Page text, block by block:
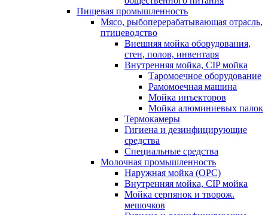
Пищевая промышленность
Мясо, рыбоперерабатывающая отрасль,
птицеводство
Внешняя мойка оборудования,
стен, полов, инвентаря
Внутренняя мойка, CIP мойка
Таромоечное оборудование
Рамомоечная машина
Мойка инъекторов
Мойка алюминиевых палок
Термокамеры
Гигиена и дезинфицирующие
средства
Специальные средства
Молочная промышленность
Наружная мойка (ОРС)
Внутренняя мойка, CIP мойка
Мойка серпянок и творож.
мешочков